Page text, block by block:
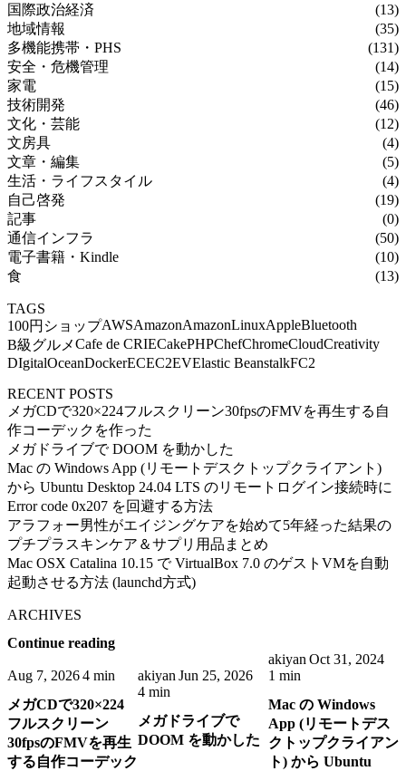
国際政治経済
(13)
地域情報
(35)
多機能携帯・PHS
(131)
安全・危機管理
(14)
家電
(15)
技術開発
(46)
文化・芸能
(12)
文房具
(4)
文章・編集
(5)
生活・ライフスタイル
(4)
自己啓発
(19)
記事
(0)
通信インフラ
(50)
電子書籍・Kindle
(10)
食
(13)
TAGS
100円ショップAWSAmazonAmazonLinuxAppleBluetooth
B級グルメCafe de CRIECakePHPChefChromeCloudCreativity
DIgitalOceanDockerECEC2EVElastic BeanstalkFC2
RECENT POSTS
メガCDで320×224フルスクリーン30fpsのFMVを再生する自
作コーデックを作った
メガドライブで DOOM を動かした
Mac の Windows App (リモートデスクトップクライアント)
から Ubuntu Desktop 24.04 LTS のリモートログイン接続時に
Error code 0x207 を回避する方法
アラフォー男性がエイジングケアを始めて5年経った結果の
プチプラスキンケア＆サプリ用品まとめ
Mac OSX Catalina 10.15 で VirtualBox 7.0 のゲストVMを自動
起動させる方法 (launchd方式)
ARCHIVES
Continue reading
Aug 7, 20264 min
メガCDで320×224
フルスクリーン
30fpsのFMVを再生
する自作コーデック
akiyan Jun 25, 2026
4 min
メガドライブで
DOOM を動かした
akiyan Oct 31, 2024
1 min
Mac の Windows
App (リモートデス
クトップクライアン
ト) から Ubuntu